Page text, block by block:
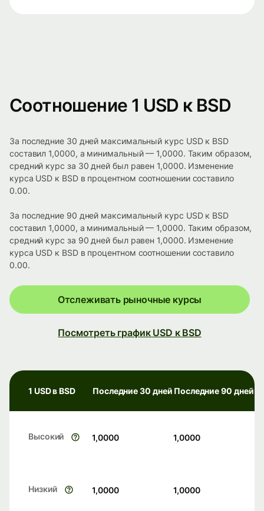
Соотношение 1 USD к BSD
За последние 30 дней максимальный курс USD к BSD
составил 1,0000, а минимальный — 1,0000. Таким образом,
средний курс за 30 дней был равен 1,0000. Изменение
курса USD к BSD в процентном соотношении составило
0.00.
За последние 90 дней максимальный курс USD к BSD
составил 1,0000, а минимальный — 1,0000. Таким образом,
средний курс за 90 дней был равен 1,0000. Изменение
курса USD к BSD в процентном соотношении составило
0.00.
Отслеживать рыночные курсы
Посмотреть график USD к BSD
1 USD в BSD Последние 30 дней Последние 90 дней
Высокий 1,0000 1,0000
Низкий 1,0000 1,0000